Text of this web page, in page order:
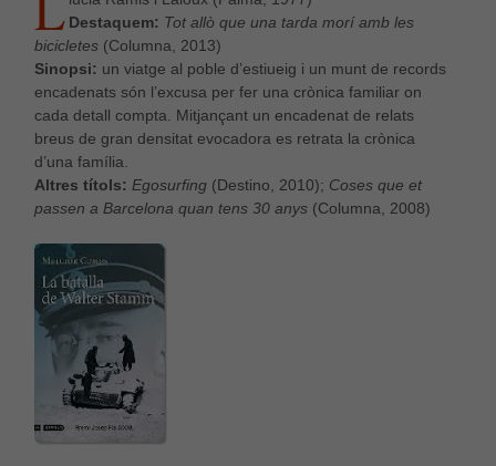
Destaquem: Tot allò que una tarda morí amb les
bicicletes(Columna, 2013)
Sinopsi: un viatge al poble d’estiueig i un munt de records
encadenats són l’excusa per fer una crònica familiar on
cada detall compta. Mitjançant un encadenat de relats
breus de gran densitat evocadora es retrata la crònica
d’una família.
Altres títols: Egosurfing(Destino, 2010); Coses que et
passen a Barcelona quan tens 30 anys(Columna, 2008)
Per a millorar
la nostra web
aquestes
cookies.
Per tal que el
nostre lloc
web funcioni